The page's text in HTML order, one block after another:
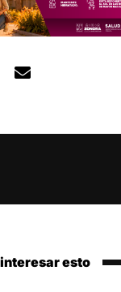
esto